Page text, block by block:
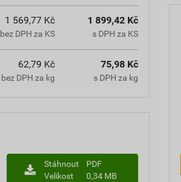
1 569,77 Kč
bez DPH za KS
1 899,42 Kč
s DPH za KS
62,79 Kč
bez DPH za kg
75,98 Kč
s DPH za kg
Stáhnout
PDF
Velikost
0,34 MB